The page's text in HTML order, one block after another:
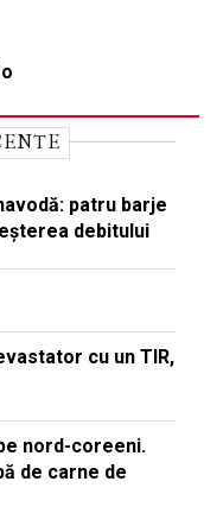
patru barje
debitului
cu un TIR,
nord-coreeni.
de carne de